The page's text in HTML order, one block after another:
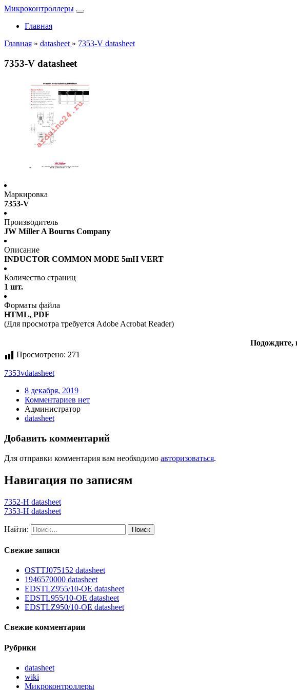
Микроконтроллеры
Главная
Главная » datasheet » 7353-V datasheet
7353-V datasheet
Маркировка
7353-V
Производитель
JW Miller A Bourns Company
Описание
INDUCTOR COMMON MODE 5mH VERT
Количество страниц
1 шт.
Форматы файла
HTML, PDF
(Для просмотра требуется Adobe Acrobat Reader)
Подождите,
Просмотрено: 271
7353vdatasheet
8 декабря, 2019
Комментариев нет
Администратор
datasheet
Добавить комментарий
Для отправки комментария вам необходимо авторизоваться.
Навигация по записям
7352-H datasheet
7353-H datasheet
Найти:
Свежие записи
OSTTJ075152 datasheet
1946570000 datasheet
EDSTLZ955/10-OE datasheet
EDSTL955/10-OE datasheet
EDSTLZ950/10-OE datasheet
Свежие комментарии
Рубрики
datasheet
wiki
Микроконтроллеры